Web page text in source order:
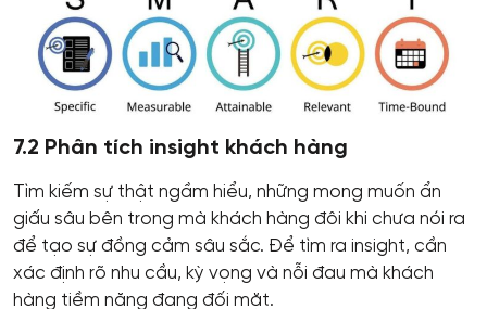
7.2 Phân tích insight khách hàng
Tìm kiếm sự thật ngầm hiểu, những mong muốn ẩn
giấu sâu bên trong mà khách hàng đôi khi chưa nói ra
để tạo sự đồng cảm sâu sắc. Để tìm ra insight, cần
xác định rõ nhu cầu, kỳ vọng và nỗi đau mà khách
hàng tiềm năng đang đối mặt.